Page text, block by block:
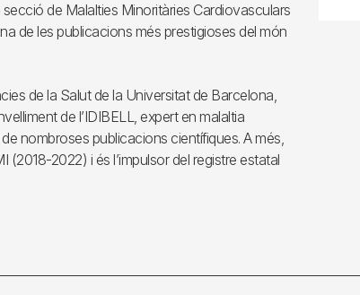
de Malalties Minoritàries Cardiovasculars
de les publicacions més prestigioses del món
de la Salut de la Universitat de Barcelona,
de l’IDIBELL, expert en malaltia
nombroses publicacions científiques. A més,
2022) i és l’impulsor del registre estatal